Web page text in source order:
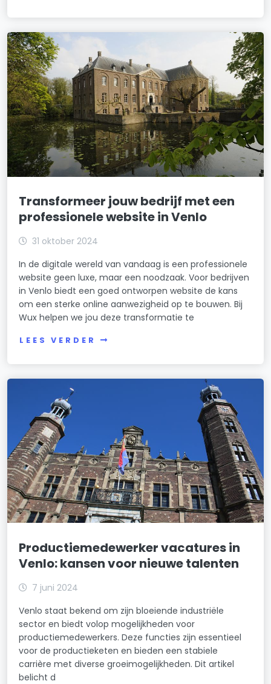
Transformeer jouw bedrijf met een
professionele website in Venlo
31 oktober 2024
In de digitale wereld van vandaag is een professionele
website geen luxe, maar een noodzaak. Voor bedrijven
in Venlo biedt een goed ontworpen website de kans
om een sterke online aanwezigheid op te bouwen. Bij
Wux helpen we jou deze transformatie te
LEES VERDER
Productiemedewerker vacatures in
Venlo: kansen voor nieuwe talenten
7 juni 2024
Venlo staat bekend om zijn bloeiende industriële
sector en biedt volop mogelijkheden voor
productiemedewerkers. Deze functies zijn essentieel
voor de productieketen en bieden een stabiele
carrière met diverse groeimogelijkheden. Dit artikel
belicht d